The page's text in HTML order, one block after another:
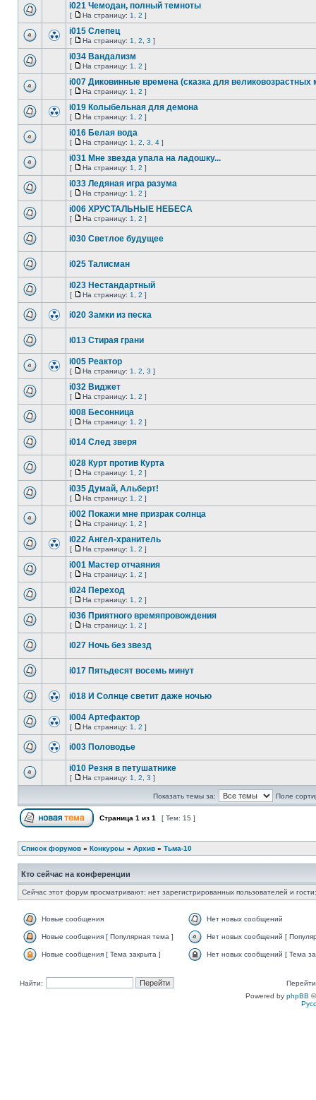
i021 Чемодан, полный темноты
[ На страницу: 1 2 ]
i015 Слепец
[ На страницу: 1 2 3 ]
i034 Вандализм
[ На страницу: 1 2 ]
i007 Диковинные времена (сказка для великовозрастных
[ На страницу: 1 2 ]
i019 Колыбельная для демона
[ На страницу: 1 2 ]
i016 Белая вода
[ На страницу: 1 2 3 4 ]
i031 Мне звезда упала на ладошку...
[ На страницу: 1 2 ]
i033 Ледяная игра разума
[ На страницу: 1 2 ]
i006 ХРУСТАЛЬНЫЕ НЕБЕСА
[ На страницу: 1 2 ]
i030 Светлое будущее
i025 Талисман
i023 Нестандартный
[ На страницу: 1 2 ]
i020 Замки из песка
i013 Стирая грани
i005 Реактор
[ На страницу: 1 2 3 ]
i032 Виджет
[ На страницу: 1 2 ]
i008 Бесонница
[ На страницу: 1 2 ]
i014 След зверя
i028 Курт против Курта
[ На страницу: 1 2 ]
i035 Думай, Альберт!
[ На страницу: 1 2 ]
i002 Покажи мне призрак солнца
[ На страницу: 1 2 ]
i022 Ангел-хранитель
[ На страницу: 1 2 ]
i001 Мастер отчаяния
[ На страницу: 1 2 ]
i024 Переход
[ На страницу: 1 2 ]
i036 Приятного времяпровождения
[ На страницу: 1 2 ]
i027 Ночь без звезд
i017 Пятьдесят восемь минут
i018 И Солнце светит даже ночью
i004 Артефактор
[ На страницу: 1 2 ]
i003 Половодье
i010 Резня в петушатнике
[ На страницу: 1 2 3 ]
Показать темы за: Поле
Страница 1 из 1 [ Тем: 15 ]
Список форумов » Конкурсы » Архив » Тьма-10
Кто сейчас на конференции
Сейчас этот форум просматривают: нет зарегистрированных пользователей и
Новые сообщения Нет новых сообщений
Новые сообщения [ Популярная тема ] Нет новых сообщений [
Новые сообщения [ Тема закрыта ] Нет новых сообщений [ Тема
Найти:
Powered by phpBB